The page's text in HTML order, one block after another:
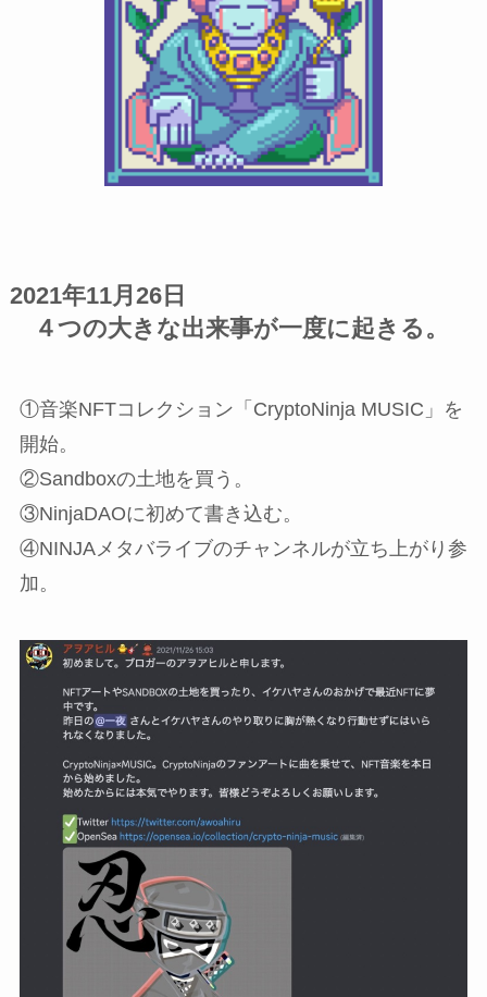
2021年11月26日
４つの大きな出来事が一度に起きる。
①音楽NFTコレクション「CryptoNinja MUSIC」を
開始。
②Sandboxの土地を買う。
③NinjaDAOに初めて書き込む。
④NINJAメタバライブのチャンネルが立ち上がり参
加。